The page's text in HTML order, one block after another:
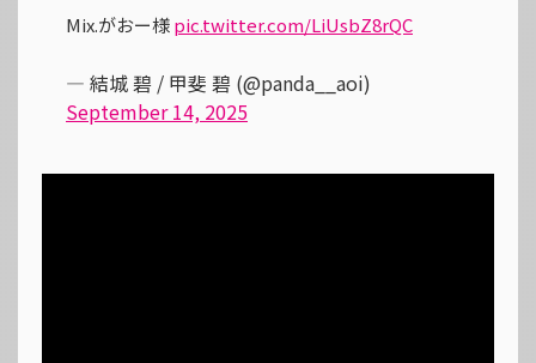
Mix.がおー様pic.twitter.com/LiUsbZ8rQC
— 結城 碧 / 甲斐 碧 (@panda__aoi)
September 14, 2025